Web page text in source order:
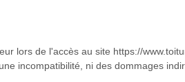
lors de l'accès au site https://
incompatibilité, ni des dommages